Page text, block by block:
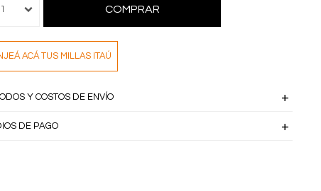
1 COMPRAR
ACÁ TUS MILLAS ITAÚ
Y COSTOS DE ENVÍO
DE PAGO